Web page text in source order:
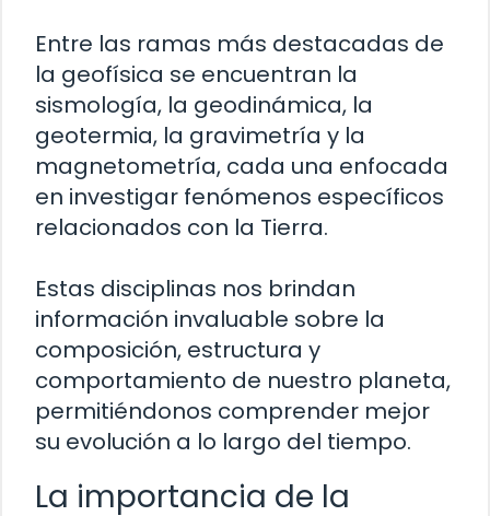
Entre las ramas más destacadas de
la geofísica se encuentran la
sismología, la geodinámica, la
geotermia, la gravimetría y la
magnetometría, cada una enfocada
en investigar fenómenos específicos
relacionados con la Tierra.
Estas disciplinas nos brindan
información invaluable sobre la
composición, estructura y
comportamiento de nuestro planeta,
permitiéndonos comprender mejor
su evolución a lo largo del tiempo.
La importancia de la